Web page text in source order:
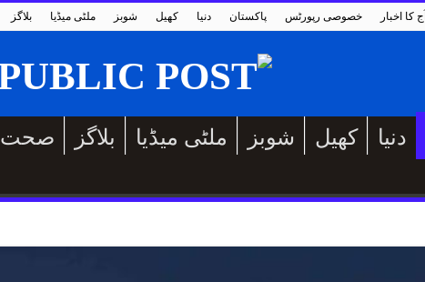
بلاگز ملٹی میڈیا شوبز کھیل دنیا پاکستان خصوصی رپورٹس آج کا اخبار
صحت بلاگز ملٹی میڈیا شوبز کھیل دنیا